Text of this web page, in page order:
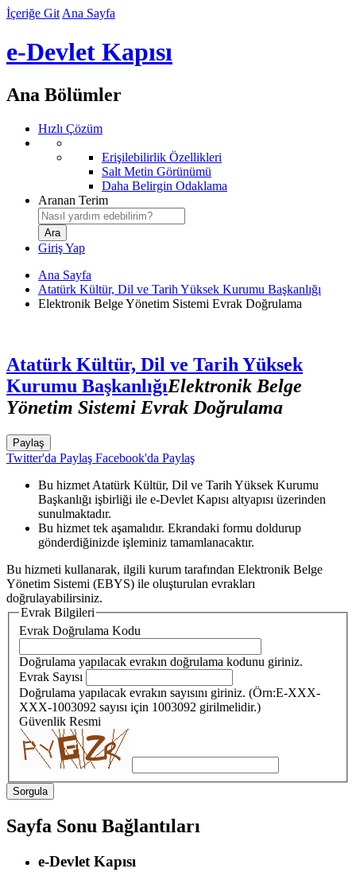
İçeriğe Git Ana Sayfa
e-Devlet Kapısı
Ana Bölümler
Hızlı Çözüm
Erişilebilirlik Özellikleri
Salt Metin Görünümü
Daha Belirgin Odaklama
Aranan Terim
Giriş Yap
Ana Sayfa
Atatürk Kültür, Dil ve Tarih Yüksek Kurumu Başkanlığı
Elektronik Belge Yönetim Sistemi Evrak Doğrulama
Atatürk Kültür, Dil ve Tarih Yüksek
Kurumu BaşkanlığıElektronik Belge
Yönetim Sistemi Evrak Doğrulama
Paylaş
Twitter'da Paylaş Facebook'da Paylaş
Bu hizmet Atatürk Kültür, Dil ve Tarih Yüksek Kurumu
Başkanlığı işbirliği ile e-Devlet Kapısı altyapısı üzerinden
sunulmaktadır.
Bu hizmet tek aşamalıdır. Ekrandaki formu doldurup
gönderdiğinizde işleminiz tamamlanacaktır.
Bu hizmeti kullanarak, ilgili kurum tarafından Elektronik Belge
Yönetim Sistemi (EBYS) ile oluşturulan evrakları
doğrulayabilirsiniz.
Evrak Bilgileri
Evrak Doğrulama Kodu
Doğrulama yapılacak evrakın doğrulama kodunu giriniz.
Evrak Sayısı
Doğrulama yapılacak evrakın sayısını giriniz. (Örn:E-XXX-
XXX-1003092 sayısı için 1003092 girilmelidir.)
Güvenlik Resmi
Sayfa Sonu Bağlantıları
e-Devlet Kapısı